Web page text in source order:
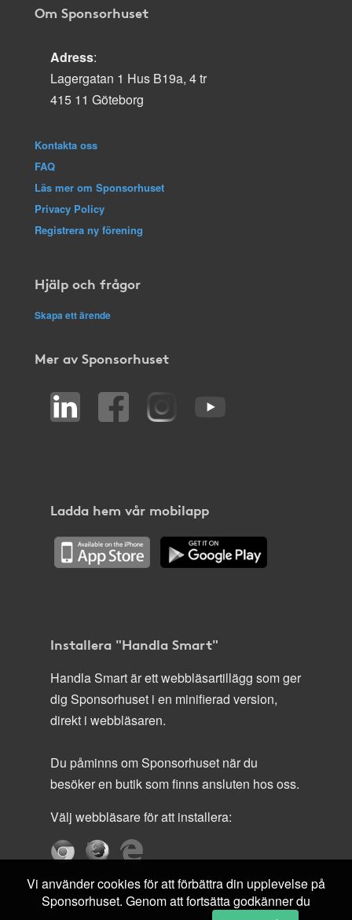
Om Sponsorhuset
Adress:
Lagergatan 1 Hus B19a, 4 tr
415 11 Göteborg
Kontakta oss
FAQ
Läs mer om Sponsorhuset
Privacy Policy
Registrera ny förening
Hjälp och frågor
Skapa ett ärende
Mer av Sponsorhuset
Ladda hem vår mobilapp
Installera "Handla Smart"
Handla Smart är ett webbläsartillägg som ger
dig Sponsorhuset i en minifierad version,
direkt i webbläsaren.
Du påminns om Sponsorhuset när du
besöker en butik som finns ansluten hos oss.
Välj webbläsare för att installera:
Vi använder cookies för att förbättra din upplevelse på
Sponsorhuset. Genom att fortsätta godkänner du